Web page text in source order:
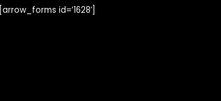
[arrow_forms id=’1628′]